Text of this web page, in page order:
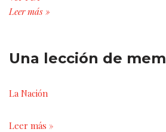
Leer más »
Una lección de
La Nación
Leer más »